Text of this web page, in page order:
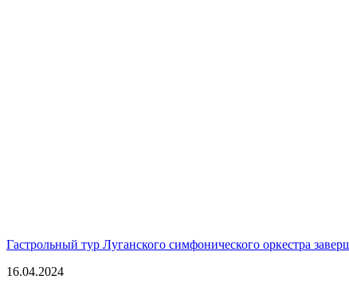
Гастрольный тур Луганского симфонического оркестра
16.04.2024